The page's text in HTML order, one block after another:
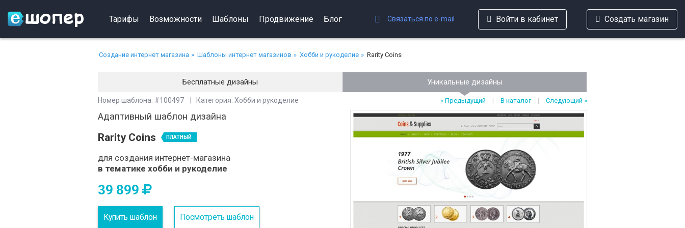
Тарифы Возможности Шаблоны Продвижение Блог Связаться по e-mail Войти в кабинет Создать магазин
Создание интернет магазина Шаблоны интернет магазинов Хобби и рукоделие Rarity Coins
Бесплатные дизайны Уникальные дизайны
Номер шаблона: #100497 | Категория: Хобби и рукоделие « Предыдущий | В каталог | Следующий »
Адаптивный шаблон дизайна
Rarity Coins ПЛАТНЫЙ
для создания интернет-магазина
в тематике хобби и рукоделие
39 899
Купить шаблон Посмотреть шаблон